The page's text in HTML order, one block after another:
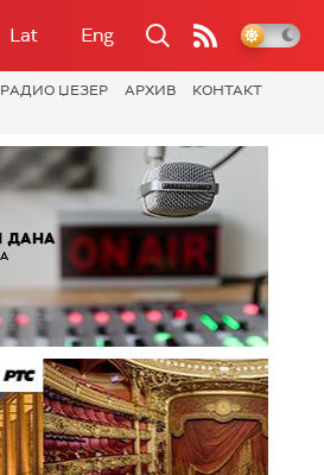
Lat Eng
РАДИО ЏЕЗЕР АРХИВ
КОНТАКТ